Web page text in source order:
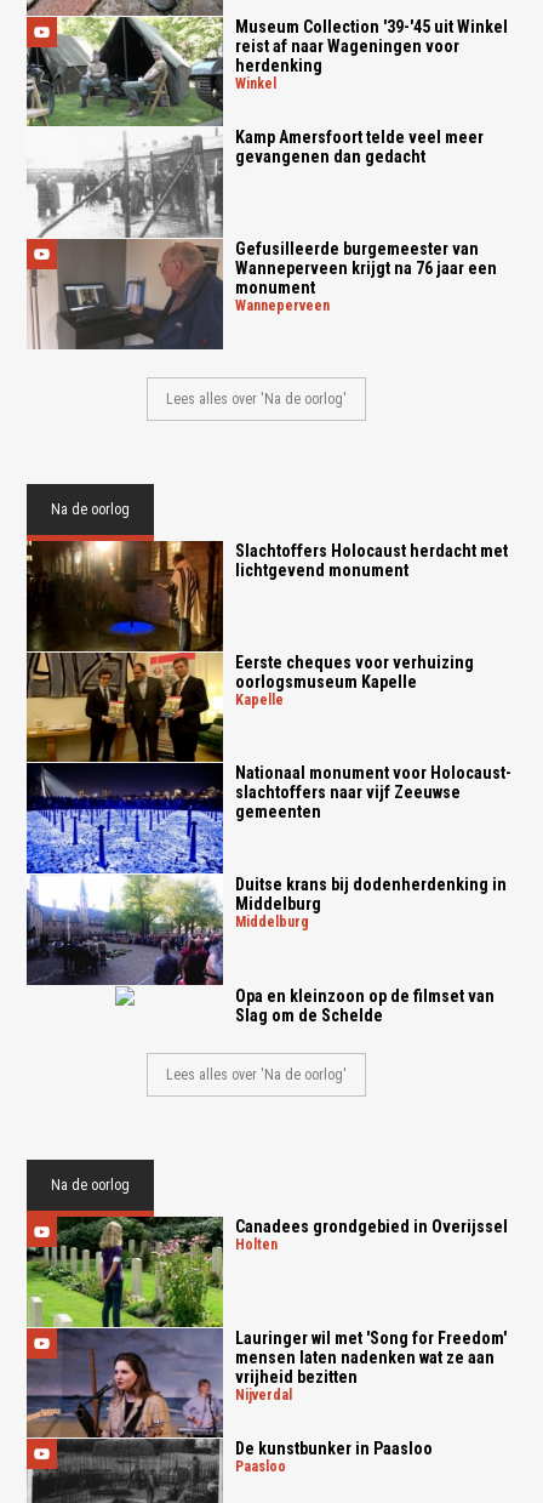
Museum Collection '39-'45 uit Winkel
reist af naar Wageningen voor
herdenking
winkel
Kamp Amersfoort telde veel meer
gevangenen dan gedacht
Gefusilleerde burgemeester van
Wanneperveen krijgt na 76 jaar een
monument
wanneperveen
Lees alles over 'Na de oorlog'
Na de oorlog
Slachtoffers Holocaust herdacht met
lichtgevend monument
Eerste cheques voor verhuizing
oorlogsmuseum Kapelle
kapelle
Nationaal monument voor Holocaust-
slachtoffers naar vijf Zeeuwse
gemeenten
Duitse krans bij dodenherdenking in
Middelburg
middelburg
Opa en kleinzoon op de filmset van
Slag om de Schelde
Lees alles over 'Na de oorlog'
Na de oorlog
Canadees grondgebied in Overijssel
holten
Lauringer wil met 'Song for Freedom'
mensen laten nadenken wat ze aan
vrijheid bezitten
nijverdal
De kunstbunker in Paasloo
paasloo